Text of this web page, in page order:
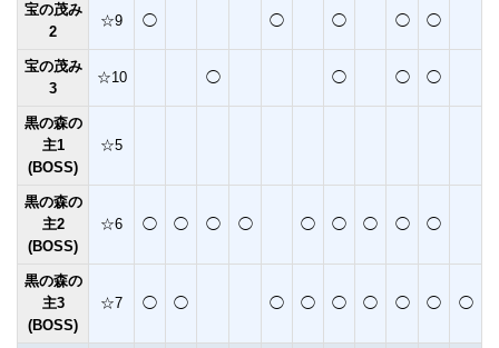
宝の茂み
2
☆9 ◯ ◯ ◯ ◯ ◯
宝の茂み
3
☆10 ◯ ◯ ◯ ◯
黒の森の
主1
(BOSS)
☆5
黒の森の
主2
(BOSS)
☆6 ◯ ◯ ◯ ◯ ◯ ◯ ◯ ◯ ◯
黒の森の
主3
(BOSS)
☆7 ◯ ◯ ◯ ◯ ◯ ◯ ◯ ◯ ◯